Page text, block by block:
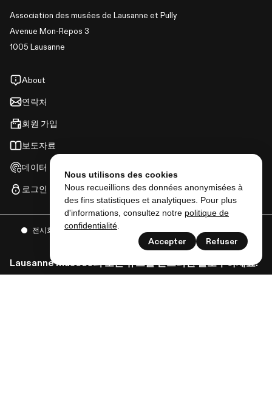
Association des musées de Lausanne et Pully
Avenue Mon-Repos 3
1005 Lausanne
About
연락처
회원 가입
보도자료
데이터 보호
로그인
전시회 이벤트 그리고 더
Lausanne musées의 모든 뉴스를 받으려면 팔로우하세요!
Nous utilisons des cookies
Nous recueillions des données anonymisées à
des fins statistiques et analytiques. Pour plus
d'informations, consultez notre politique de
confidentialité
Accepter Refuser